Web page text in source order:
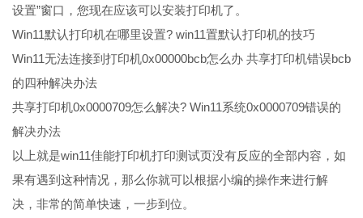
设置”窗口，您现在应该可以安装打印机了。
Win11默认打印机在哪里设置? win11置默认打印机的技巧
Win11无法连接到打印机0x00000bcb怎么办 共享打印机错误bcb
的四种解决办法
共享打印机0x0000709怎么解决? Win11系统0x0000709错误的
解决办法
以上就是win11佳能打印机打印测试页没有反应的全部内容，如
果有遇到这种情况，那么你就可以根据小编的操作来进行解
决，非常的简单快速，一步到位。